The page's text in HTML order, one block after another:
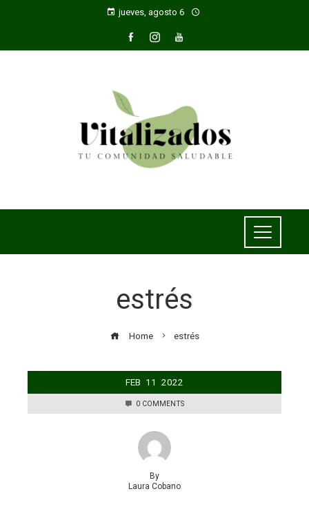
jueves, agosto 6
estrés
Home estrés
FEB 11 2022
0 COMMENTS
By
Laura Cobano